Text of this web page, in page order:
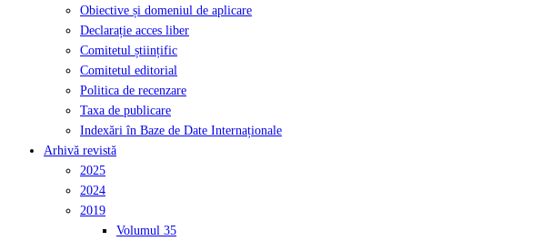
Obiective și domeniul de aplicare
Declarație acces liber
Comitetul științific
Comitetul editorial
Politica de recenzare
Taxa de publicare
Indexări în Baze de Date Internaționale
Arhivă revistă
2025
2024
2019
Volumul 35